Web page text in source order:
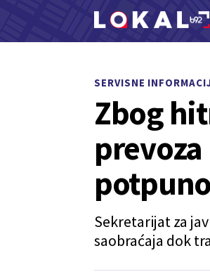
SERVISNE
Zbog
Sekretarijat za
saobraćaja dok